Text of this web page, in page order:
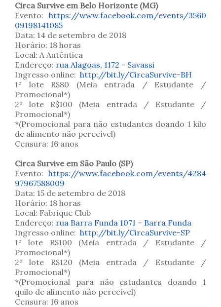
Circa Survive em Belo Horizonte (MG)
Evento: https://www.facebook.com/events/3560
09198141085
Data: 14 de setembro de 2018
Horário: 18 horas
Local: A Autêntica
Endereço: rua Alagoas, 1172 - Savassi
Ingresso online: http://bit.ly/CircaSurvive-BH
1º lote R$80 (Meia entrada / Estudante /
Promocional*)
2º lote R$100 (Meia entrada / Estudante /
Promocional*)
*(Promocional para não estudantes doando 1 kilo
de alimento não perecível)
Censura: 16 anos
Circa Survive em São Paulo (SP)
Evento: https://www.facebook.com/events/4284
97967588009
Data: 15 de setembro de 2018
Horário: 18 horas
Local: Fabrique Club
Endereço: rua Barra Funda 1071 – Barra Funda
Ingresso online: http://bit.ly/CircaSurvive-SP
1º lote R$100 (Meia entrada / Estudante /
Promocional*)
2º lote R$120 (Meia entrada / Estudante /
Promocional*)
*(Promocional para não estudantes doando 1
quilo de alimento não perecível)
Censura: 16 anos